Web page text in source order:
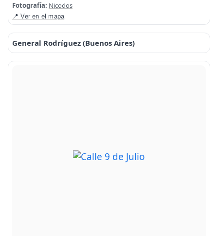
Fotografía: Nicodos
📍 Ver en el mapa
General Rodríguez (Buenos Aires)